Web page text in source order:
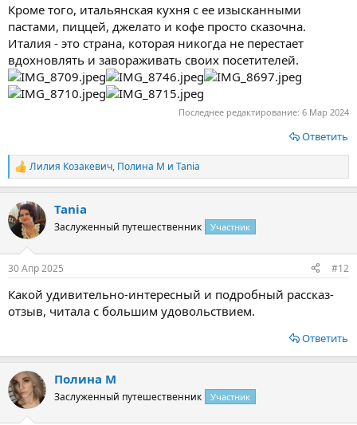
Кроме того, итальянская кухня с ее изысканными
пастами, пиццей, джелато и кофе просто сказочна.
Италия - это страна, которая никогда не перестает
вдохновлять и завораживать своих посетителей.
Последнее редактирование: 6 Мар 2024
Ответить
Р
е
к
ц
и
Лилия Козакевич, Полина М и Tania
Tania
Заслуженный путешественник Участник
30 Апр 2025 #12
Какой удивительно-интересный и подробный рассказ-
отзыв, читала с большим удовольствием.
Ответить
Полина М
Заслуженный путешественник Участник